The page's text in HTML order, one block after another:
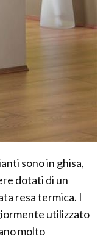
sono in ghisa,
dotati di un
resa termica. I
utilizzato
molto